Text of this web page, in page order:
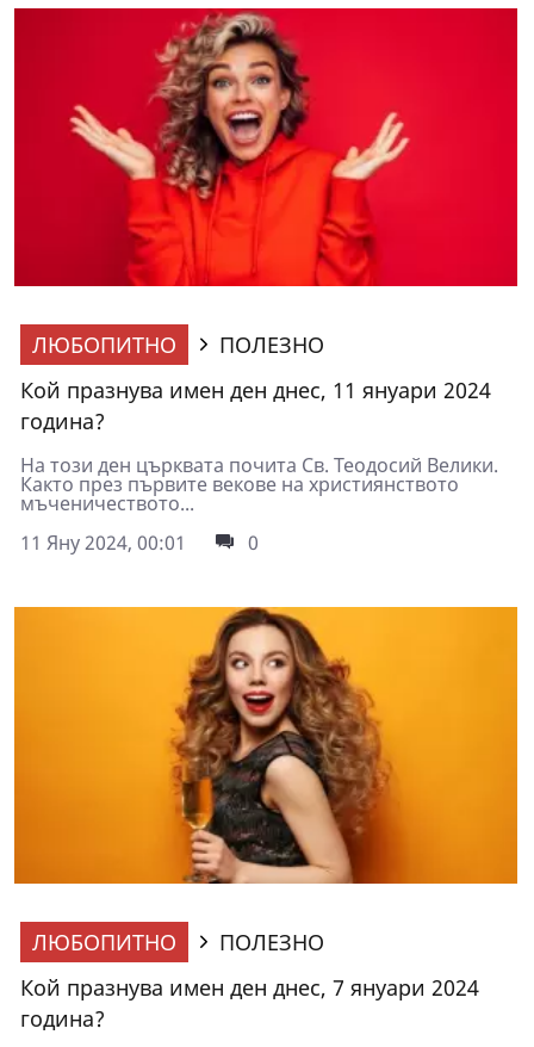
ЛЮБОПИТНО
ПОЛЕЗНО
Кой празнува имен ден днес, 11 януари 2024
година?
На този ден църквата почита Св. Теодосий Велики.
Както през първите векове на християнството
мъченичеството...
11 Яну 2024, 00:01
0
ЛЮБОПИТНО
ПОЛЕЗНО
Кой празнува имен ден днес, 7 януари 2024
година?